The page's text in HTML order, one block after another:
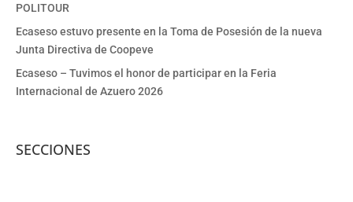
POLITOUR
Ecaseso estuvo presente en la Toma de Posesión de la nueva
Junta Directiva de Coopeve
Ecaseso – Tuvimos el honor de participar en la Feria
Internacional de Azuero 2026
SECCIONES